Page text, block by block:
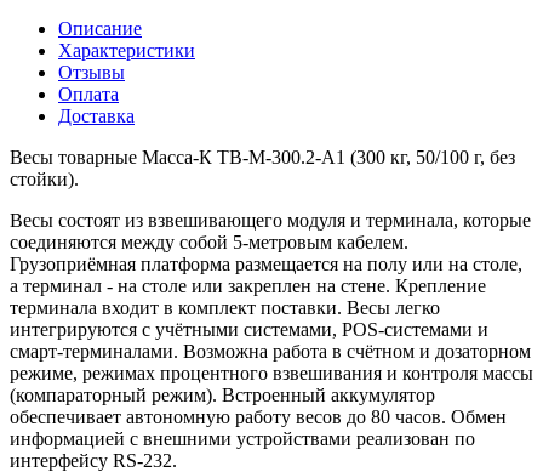
Описание
Характеристики
Отзывы
Оплата
Доставка
Весы товарные Масса-К ТВ-М-300.2-А1 (300 кг, 50/100 г, без
стойки).
Весы состоят из взвешивающего модуля и терминала, которые
соединяются между собой 5-метровым кабелем.
Грузоприёмная платформа размещается на полу или на столе,
а терминал - на столе или закреплен на стене. Крепление
терминала входит в комплект поставки. Весы легко
интегрируются с учётными системами, POS-системами и
смарт-терминалами. Возможна работа в счётном и дозаторном
режиме, режимах процентного взвешивания и контроля массы
(компараторный режим). Встроенный аккумулятор
обеспечивает автономную работу весов до 80 часов. Обмен
информацией с внешними устройствами реализован по
интерфейсу RS-232.